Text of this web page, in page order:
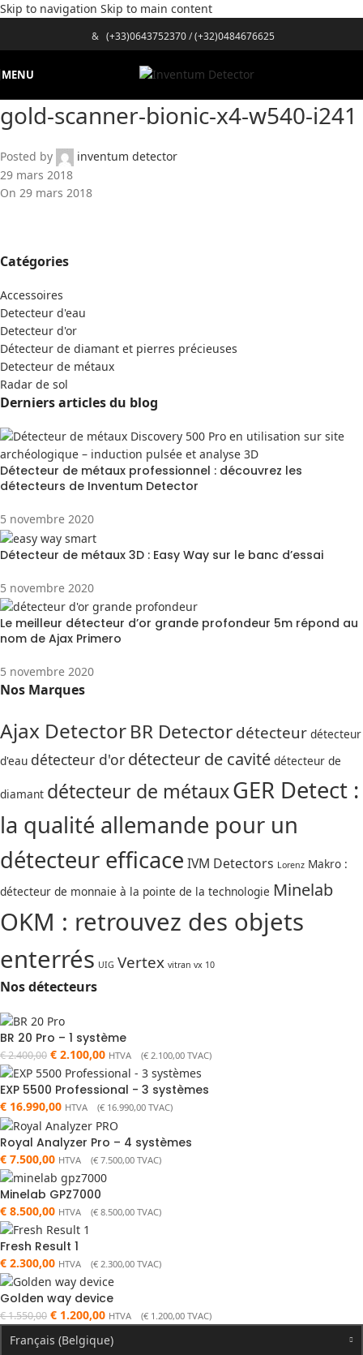
Skip to navigation Skip to main content
& (+33)0643752370/(+32)0484676625
MENU
gold-scanner-bionic-x4-w540-i241
Posted by
inventum detector
29 mars 2018
On 29 mars 2018
Catégories
Accessoires
Detecteur d'eau
Detecteur d'or
Détecteur de diamant et pierres précieuses
Detecteur de métaux
Radar de sol
Derniers articles du blog
Détecteur de métaux professionnel : découvrez les
détecteurs de Inventum Detector
5 novembre 2020
Détecteur de métaux 3D : Easy Way sur le banc d’essai
5 novembre 2020
Le meilleur détecteur d’or grande profondeur 5m répond au
nom de Ajax Primero
5 novembre 2020
Nos Marques
Ajax DetectorBR Detectordétecteur détecteur
d'eau détecteur d'or détecteur de cavité détecteur de
diamant détecteur de métauxGER Detect :
la qualité allemande pour un
détecteur efficace IVM Detectors Lorenz Makro :
détecteur de monnaie à la pointe de la technologie Minelab
OKM : retrouvez des objets
enterrés UIG Vertex vitran vx 10
Nos détecteurs
BR 20 Pro – 1 système
€2.400,00 € 2.100,00 HTVA (€ 2.100,00 TVAC)
EXP 5500 Professional - 3 systèmes
€ 16.990,00 HTVA (€ 16.990,00 TVAC)
Royal Analyzer Pro – 4 systèmes
€ 7.500,00 HTVA (€ 7.500,00 TVAC)
Minelab GPZ7000
€ 8.500,00 HTVA (€ 8.500,00 TVAC)
Fresh Result 1
€ 2.300,00 HTVA (€ 2.300,00 TVAC)
Golden way device
€1.550,00 € 1.200,00 HTVA (€ 1.200,00 TVAC)
Français (Belgique)